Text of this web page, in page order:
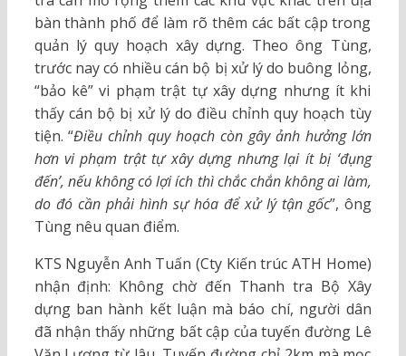
bàn thành phố để làm rõ thêm các bất cập trong
quản lý quy hoạch xây dựng. Theo ông Tùng,
trước nay có nhiều cán bộ bị xử lý do buông lỏng,
“bảo kê” vi phạm trật tự xây dựng nhưng ít khi
thấy cán bộ bị xử lý do điều chỉnh quy hoạch tùy
tiện. “Điều chỉnh quy hoạch còn gây ảnh hưởng lớn
hơn vi phạm trật tự xây dựng nhưng lại ít bị ‘đụng
đến’, nếu không có lợi ích thì chắc chắn không ai làm,
do đó cần phải hình sự hóa để xử lý tận gốc”, ông
Tùng nêu quan điểm.
KTS Nguyễn Anh Tuấn (Cty Kiến trúc ATH Home)
nhận định: Không chờ đến Thanh tra Bộ Xây
dựng ban hành kết luận mà báo chí, người dân
đã nhận thấy những bất cập của tuyến đường Lê